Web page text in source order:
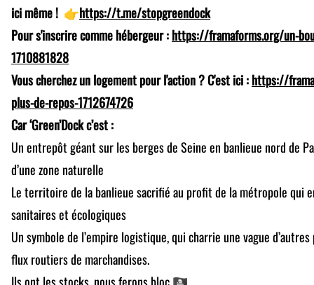
ici même ! 👉https://t.me/stopgreendock
Pour s'inscrire comme hébergeur :https://framaforms.org/un-
1710881828
Vous cherchez un logement pour l'action ? C'est ici :https://
plus-de-repos-1712674726
Car ‘Green’Dock c’est :
Un entrepôt géant sur les berges de Seine en banlieue nord de
d’une zone naturelle
Le territoire de la banlieue sacrifié au profit de la métropole qui
sanitaires et écologiques
Un symbole de l’empire logistique, qui charrie une vague
flux routiers de marchandises.